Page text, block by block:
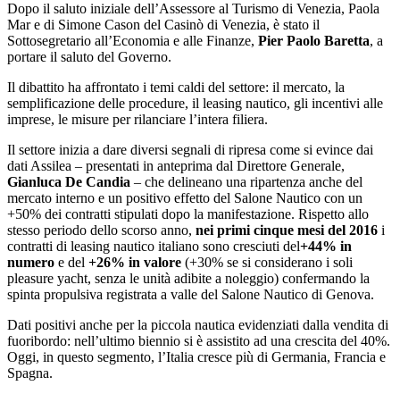
Dopo il saluto iniziale dell’Assessore al Turismo di Venezia, Paola
Mar e di Simone Cason del Casinò di Venezia, è stato il
Sottosegretario all’Economia e alle Finanze, Pier Paolo Baretta, a
portare il saluto del Governo.
Il dibattito ha affrontato i temi caldi del settore: il mercato, la
semplificazione delle procedure, il leasing nautico, gli incentivi alle
imprese, le misure per rilanciare l’intera filiera.
Il settore inizia a dare diversi segnali di ripresa come si evince dai
dati Assilea – presentati in anteprima dal Direttore Generale,
Gianluca De Candia – che delineano una ripartenza anche del
mercato interno e un positivo effetto del Salone Nautico con un
+50% dei contratti stipulati dopo la manifestazione. Rispetto allo
stesso periodo dello scorso anno, nei primi cinque mesi del 2016 i
contratti di leasing nautico italiano sono cresciuti del+44% in
numero e del +26% in valore (+30% se si considerano i soli
pleasure yacht, senza le unità adibite a noleggio) confermando la
spinta propulsiva registrata a valle del Salone Nautico di Genova.
Dati positivi anche per la piccola nautica evidenziati dalla vendita di
fuoribordo: nell’ultimo biennio si è assistito ad una crescita del 40%.
Oggi, in questo segmento, l’Italia cresce più di Germania, Francia e
Spagna.